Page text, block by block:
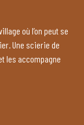
où l’on peut se
Une scierie de
les accompagne